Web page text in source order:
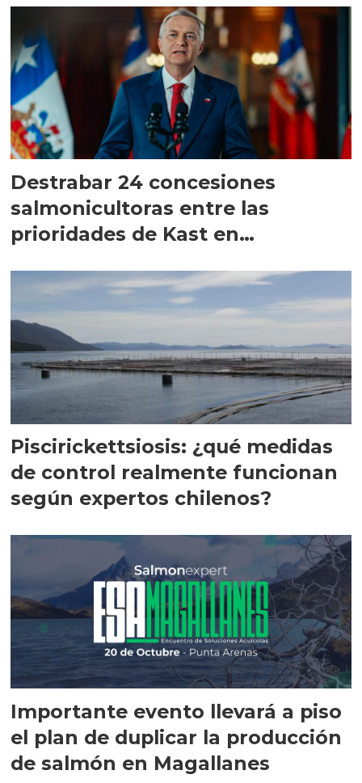
Destrabar 24 concesiones
salmonicultoras entre las
prioridades de Kast en
Piscirickettsiosis: ¿qué medidas
de control realmente funcionan
según expertos chilenos?
Importante evento llevará a piso
el plan de duplicar la producción
de salmón en Magallanes